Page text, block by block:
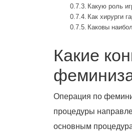
Какую роль
Как хирурги
Каковы
Какие
Операция по
процедуры
основным